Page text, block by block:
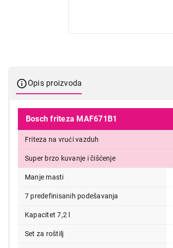
Opis proizvoda
Bosch friteza MAF671B1
Friteza na vrući vazduh
Super brzo kuvanje i čišćenje
Manje masti
7 predefinisanih podešavanja
Kapacitet 7,2 l
Set za roštilj